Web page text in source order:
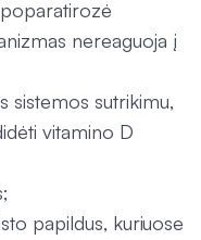
nereaguoja į
sistemos sutrikimu,
vitamino D
papildus, kuriuose